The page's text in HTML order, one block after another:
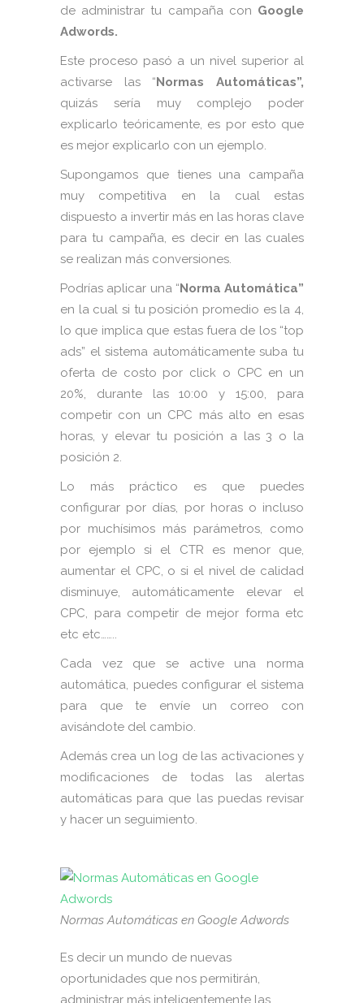
de administrar tu campaña con Google
Adwords.
Este proceso pasó a un nivel superior al
activarse las “Normas Automáticas”,
quizás sería muy complejo poder
explicarlo teóricamente, es por esto que
es mejor explicarlo con un ejemplo.
Supongamos que tienes una campaña
muy competitiva en la cual estas
dispuesto a invertir más en las horas clave
para tu campaña, es decir en las cuales
se realizan más conversiones.
Podrías aplicar una “Norma Automática”
en la cual si tu posición promedio es la 4,
lo que implica que estas fuera de los “top
ads” el sistema automáticamente suba tu
oferta de costo por click o CPC en un
20%, durante las 10:00 y 15:00, para
competir con un CPC más alto en esas
horas, y elevar tu posición a las 3 o la
posición 2.
Lo más práctico es que puedes
configurar por días, por horas o incluso
por muchísimos más parámetros, como
por ejemplo si el CTR es menor que,
aumentar el CPC, o si el nivel de calidad
disminuye, automáticamente elevar el
CPC, para competir de mejor forma etc
etc etc……..
Cada vez que se active una norma
automática, puedes configurar el sistema
para que te envíe un correo con
avisándote del cambio.
Además crea un log de las activaciones y
modificaciones de todas las alertas
automáticas para que las puedas revisar
y hacer un seguimiento.
Normas Automáticas en Google Adwords
Es decir un mundo de nuevas
oportunidades que nos permitirán,
administrar más inteligentemente las